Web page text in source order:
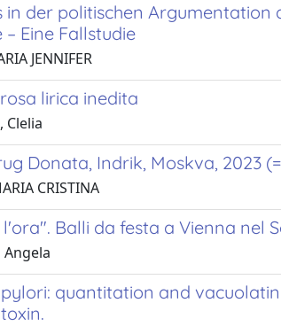
in der politischen
Eine Fallstudie
JENNIFER
lirica inedita
Clelia
Donata, Indrik, Moskva, 2023
CRISTINA
Balli da festa a Vienna nel
Angela
quantitation and